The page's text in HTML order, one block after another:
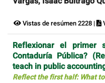
Vistas de resúmen 2228 |
Reflexionar el primer
Contaduría Pública?
teach in public
Reflect the first half: What